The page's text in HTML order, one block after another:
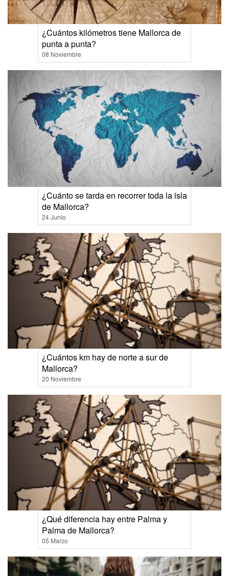
¿Cuántos kilómetros tiene Mallorca de
punta a punta?
08 Noviembre
¿Cuánto se tarda en recorrer toda la isla
de Mallorca?
24 Junio
¿Cuántos km hay de norte a sur de
Mallorca?
20 Noviembre
¿Qué diferencia hay entre Palma y
Palma de Mallorca?
05 Marzo